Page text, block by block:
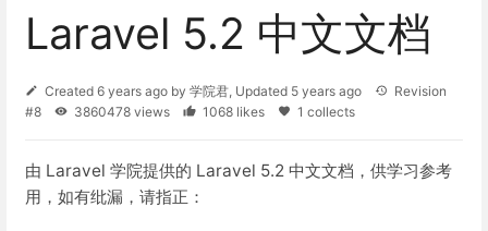
Laravel 5.2 中文文档
Created 6 years ago by 学院君, Updated 5 years ago
Revision
#8
3860478 views 1068 likes 1 collects
由 Laravel 学院提供的 Laravel 5.2 中文文档，供学习参考
用，如有纰漏，请指正：